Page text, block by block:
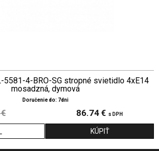
5581-4-BRO-SG stropné svietidlo 4xE14
mosadzná, dymová
Doručenie do: 7dni
86.74 € s DPH